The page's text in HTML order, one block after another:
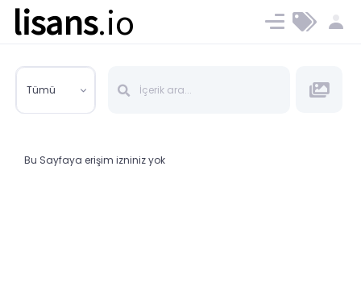
lisans.io Ücret ve Planlar
Tümü
Bu Sayfaya erişim izniniz yok